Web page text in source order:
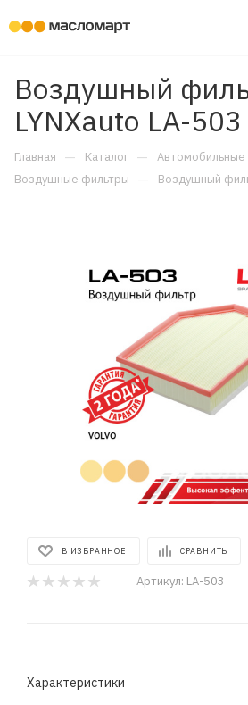
Воздушный
LYNXauto LA-503
Главная — Каталог —
Воздушные фильтры — Воздушный
В ИЗБРАННОЕ СРАВНИТЬ
Артикул: LA-503
Характеристики